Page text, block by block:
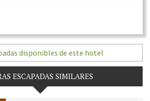
disponibles de este hotel
ESCAPADAS SIMILARES